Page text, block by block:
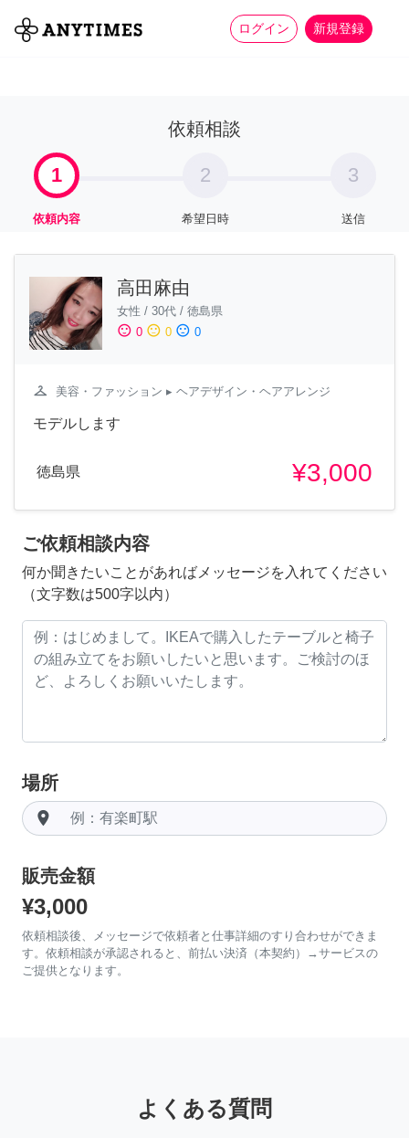
ログイン 新規登録
全て 家事 more_horiz
依頼相談
1
依頼内容
2
希望日時
3
送信
高田麻由
女性 / 30代 / 徳島県
sentiment_satisfied 0 sentiment_neutral 0 sentiment_dissatisfied 0
checkroom 美容・ファッション ▸ ヘアデザイン・ヘアアレンジ
モデルします
徳島県 ¥3,000
ご依頼相談内容
何か聞きたいことがあればメッセージを入れてください
（文字数は500字以内）
場所
room
販売金額
¥3,000
依頼相談後、メッセージで依頼者と仕事詳細のすり合わせができま
す。依頼相談が承認されると、前払い決済（本契約）→サービスの
ご提供となります。
よくある質問